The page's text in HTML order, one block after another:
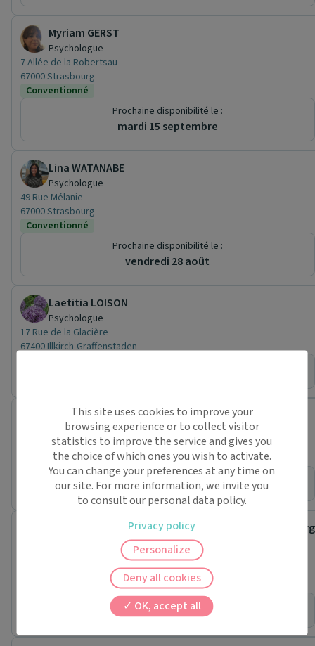
Myriam GERST
Psychologue
7 Allée de la Robertsau
67000 Strasbourg
Conventionné
Prochaine disponibilité le :
mardi 15 septembre
Lina WATANABE
Psychologue
49 Rue Mélanie
67000 Strasbourg
Conventionné
Prochaine disponibilité le :
vendredi 28 août
Laetitia LOISON
Psychologue
17 Rue de la Glacière
67400 Illkirch-Graffenstaden
Charlotte PETIT
Psychologue
6 Rue de Palerme
67000 Strasbourg
Pas de rendez-vous en ligne pour ce praticien.
Service de santé au travail - Université de Strasbourg
Pas de rendez-vous en ligne pour ce praticien.
This site uses cookies to improve your
browsing experience or to collect visitor
statistics to improve the service and gives you
the choice of which ones you wish to activate.
You can change your preferences at any time on
our site. For more information, we invite you
to consult our personal data policy.
OK, accept all
Deny all cookies
Personalize
Privacy policy